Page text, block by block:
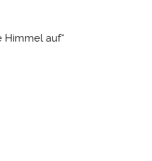
Himmel auf“